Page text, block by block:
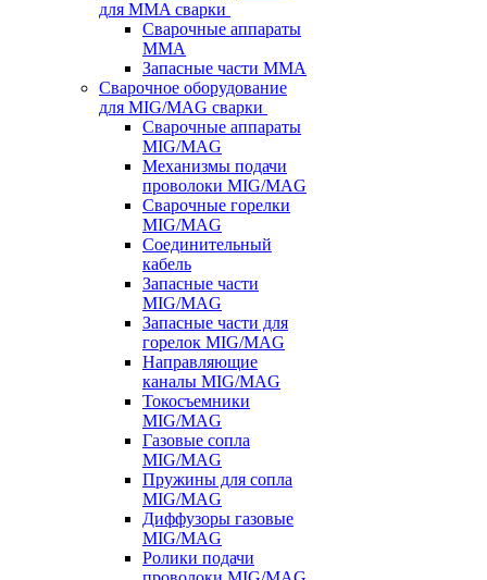
для MMA сварки
Сварочные аппараты
MMA
Запасные части MMA
Сварочное оборудование
для MIG/MAG сварки
Сварочные аппараты
MIG/MAG
Механизмы подачи
проволоки MIG/MAG
Сварочные горелки
MIG/MAG
Соединительный
кабель
Запасные части
MIG/MAG
Запасные части для
горелок MIG/MAG
Направляющие
каналы MIG/MAG
Токосъемники
MIG/MAG
Газовые сопла
MIG/MAG
Пружины для сопла
MIG/MAG
Диффузоры газовые
MIG/MAG
Ролики подачи